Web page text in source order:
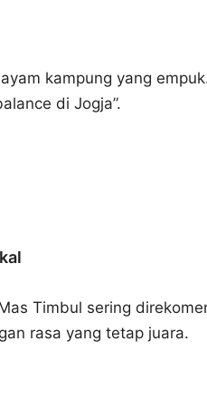
kampung yang
di Jogja”.
Timbul sering
rasa yang tetap juara.